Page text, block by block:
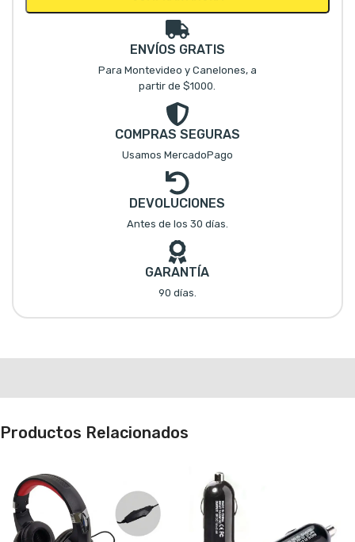
ENVÍOS GRATIS
Para Montevideo y Canelones, a
partir de $1000.
COMPRAS SEGURAS
Usamos MercadoPago
DEVOLUCIONES
Antes de los 30 días.
GARANTÍA
90 días.
Productos Relacionados